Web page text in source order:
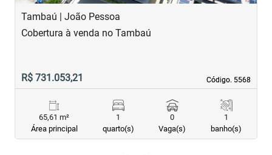
Tambaú | João Pessoa
Código. 5568
Código. 5568
Cobertura à venda no Tambaú
R$ 731.053,21
65,61 m²
Área principal
1
quarto(s)
0
Vaga(s)
1
banho(s)